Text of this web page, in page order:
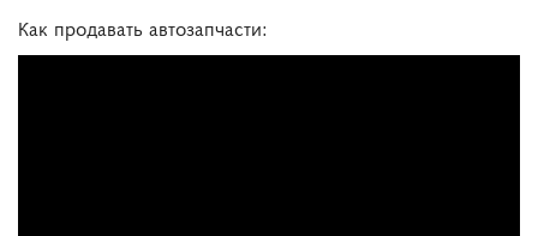
Как продавать автозапчасти: